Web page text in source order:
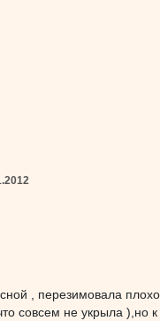
, перезимовала
совсем не укрыла ),но